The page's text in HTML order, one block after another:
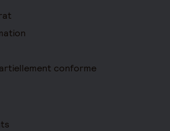
conforme